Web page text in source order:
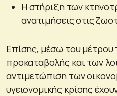
Η στήριξη των
ανατιμήσεις στις
Επίσης, μέσω του μέτρου
προκαταβολής και των
αντιμετώπιση των
υγειονομικής κρίσης